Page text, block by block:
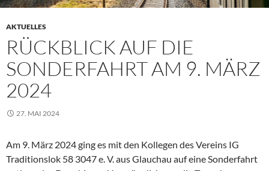
AKTUELLES
RÜCKBLICK AUF DIE
SONDERFAHRT AM 9. MÄRZ
2024
27. MAI 2024
Am 9. März 2024 ging es mit den Kollegen des Vereins IG
Traditionslok 58 3047 e. V. aus Glauchau auf eine Sonderfahrt